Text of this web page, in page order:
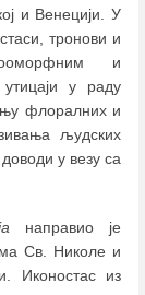
и Венецији. У
тронови и
и
у раду
флоралних и
људских
у везу са
направио је
Св. Николе и
Иконостас из